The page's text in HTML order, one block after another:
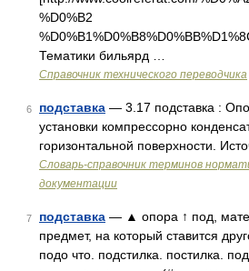
%D0%B2
Тематики бильярд …
Справочник технического переводчика
6 подставка — 3.17 подставка :
установки компрессорно
горизонтальной поверхности.
Словарь-справочник терминов
документации
7 подставка — ▲ опора ↑ под,
предмет, на который ставится
подо что. подстилка. постилка.